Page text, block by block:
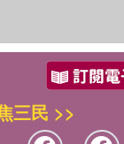
三民 >>